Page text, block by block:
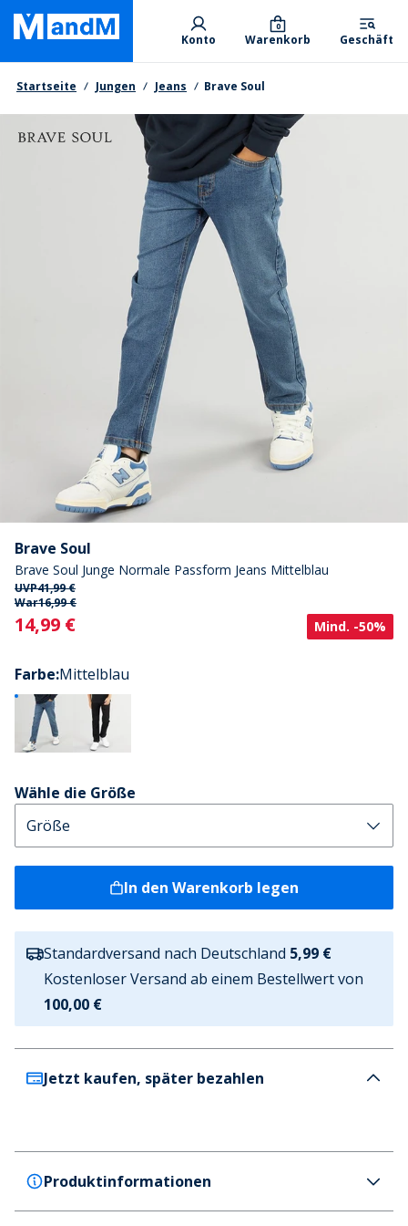
Skip
main
content
Primary departments
Konto Warenkorb
0
Geschäft
Brotkrumen
Startseite Jungen Jeans Brave Soul
Brave Soul
Brave Soul Junge Normale Passform Jeans Mittelblau
UVP41,99 €
War16,99 €
Current
14,99 € Mind. -50%
Farbe:Mittelblau
Wähle die Größe
In den Warenkorb legen
Standardversand nach Deutschland 5,99 €
Kostenloser Versand ab einem Bestellwert von
100,00 €
Jetzt kaufen, später bezahlen
Produktinformationen